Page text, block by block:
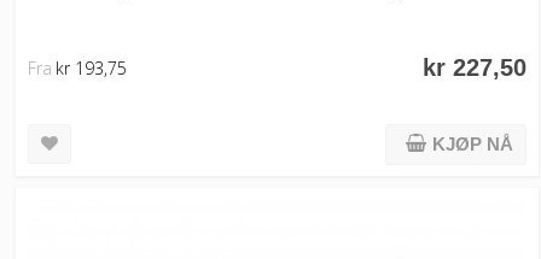
kr 227,50
Fra kr 193,75
KJØP NÅ